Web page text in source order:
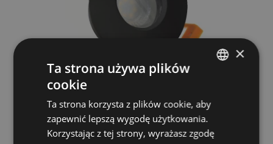
FIALE IV GU10 OCZKO GU10 250V IP65
FI83x51mm CZARNY okrągła
GERMAN
×
Ta strona używa plików
cookie
Ta strona korzysta z plików cookie, aby
zapewnić lepszą wygodę użytkowania.
Korzystając z tej strony, wyrażasz zgodę